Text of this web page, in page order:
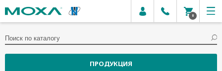
0
ПРОДУКЦИЯ